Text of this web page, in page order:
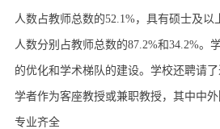
人数占教师总数的52.1%，具有硕士及以
人数分别占教师总数的87.2%和34.2%。
的优化和学术梯队的建设。学校还聘请了
学者作为客座教授或兼职教授，其中中外
专业齐全